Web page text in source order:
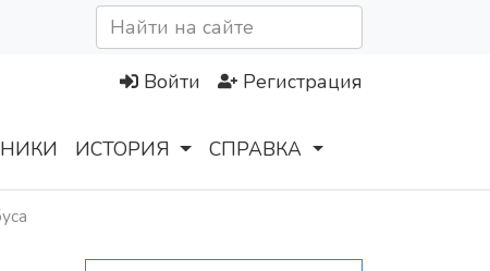
Войти Регистрация
ИСТОРИЯ СПРАВКА